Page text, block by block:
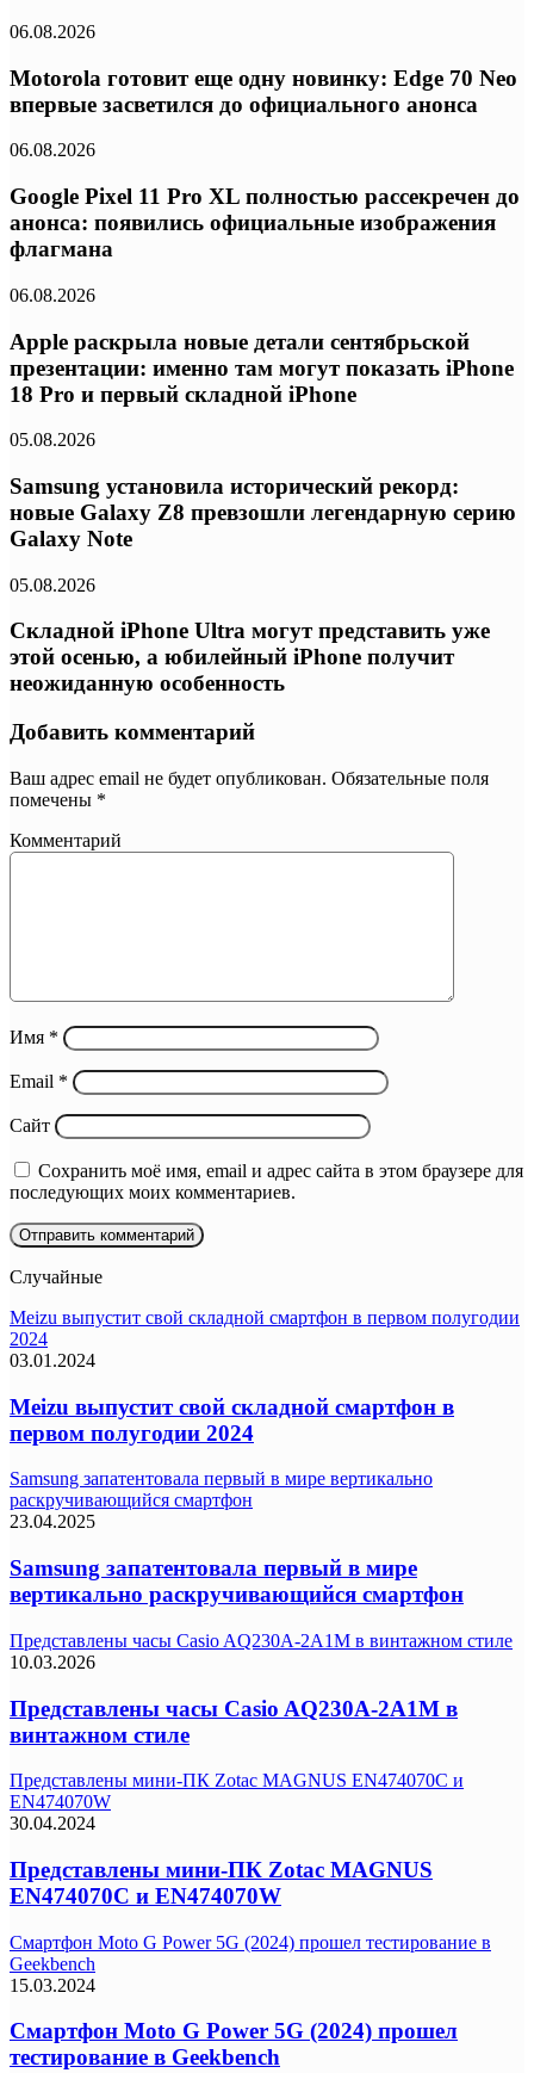
06.08.2026
Motorola готовит еще одну новинку: Edge 70 Neo
впервые засветился до официального анонса
06.08.2026
Google Pixel 11 Pro XL полностью рассекречен до
анонса: появились официальные изображения
флагмана
06.08.2026
Apple раскрыла новые детали сентябрьской
презентации: именно там могут показать iPhone
18 Pro и первый складной iPhone
05.08.2026
Samsung установила исторический рекорд:
новые Galaxy Z8 превзошли легендарную серию
Galaxy Note
05.08.2026
Складной iPhone Ultra могут представить уже
этой осенью, а юбилейный iPhone получит
неожиданную особенность
Добавить комментарий
Ваш адрес email не будет опубликован. Обязательные поля
помечены *
Комментарий
Имя *
Email *
Сайт
Сохранить моё имя, email и адрес сайта в этом браузере для
последующих моих комментариев.
Случайные
Meizu выпустит свой складной смартфон в первом полугодии
2024
03.01.2024
Meizu выпустит свой складной смартфон в
первом полугодии 2024
Samsung запатентовала первый в мире вертикально
раскручивающийся смартфон
23.04.2025
Samsung запатентовала первый в мире
вертикально раскручивающийся смартфон
Представлены часы Casio AQ230A-2A1M в винтажном стиле
10.03.2026
Представлены часы Casio AQ230A-2A1M в
винтажном стиле
Представлены мини-ПК Zotac MAGNUS EN474070C и
EN474070W
30.04.2024
Представлены мини-ПК Zotac MAGNUS
EN474070C и EN474070W
Смартфон Moto G Power 5G (2024) прошел тестирование в
Geekbench
15.03.2024
Смартфон Moto G Power 5G (2024) прошел
тестирование в Geekbench